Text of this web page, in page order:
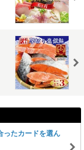
ったカードを選ん